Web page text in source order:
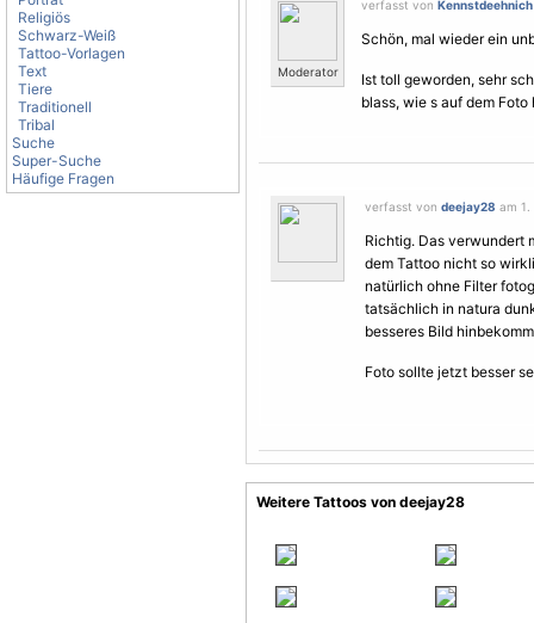
Religiös
Schwarz-Weiß
Tattoo-Vorlagen
Text
Tiere
Traditionell
Tribal
Suche
Super-Suche
Häufige Fragen
Moderator
verfasst von Kennstdeehnich
Schön, mal wieder ein
Ist toll geworden, sehr
blass, wie s auf dem Foto
verfasst von deejay28 am 1.
Richtig. Das verwundert
dem Tattoo nicht so
natürlich ohne Filter
tatsächlich in natura
besseres Bild
Foto sollte jetzt besser
Weitere Tattoos von deejay28